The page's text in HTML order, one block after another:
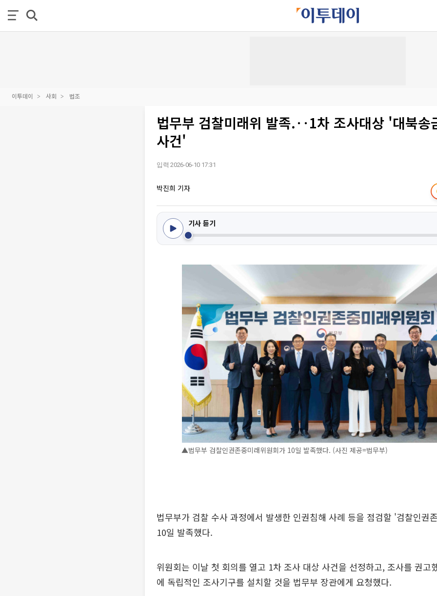
이투데이 사회 법조
법무부 검찰미래위 발족.‥1차 조사대상 '대북송
사건'
입력 2026-06-10 17:31
박진희 기자
기사 듣기
▲법무부 검찰인권존중미래위원회가 10일 발족했다. (사진 제공=법무부)
법무부가 검찰 수사 과정에서 발생한 인권침해 사례 등을 점검할 '검찰인권
10일 발족했다.
위원회는 이날 첫 회의를 열고 1차 조사 대상 사건을 선정하고, 조사를 권고
에 독립적인 조사기구를 설치할 것을 법무부 장관에게 요청했다.